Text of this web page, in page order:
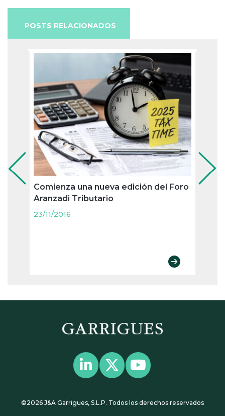
POSTS RELACIONADOS
Comienza una nueva edición del Foro
Aranzadi Tributario
23/11/2016
©2026 J&A Garrigues, S.L.P. Todos los derechos reservados